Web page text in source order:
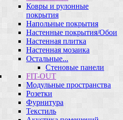
Ковры и рулонные
покрытия
Напольные покрытия
Настенные покрытия/Обои
Настенная плитка
Настенная мозаика
Остальные...
Стеновые панели
FIT-OUT
Модульные пространства
Розетки
Фурнитура
Текстиль